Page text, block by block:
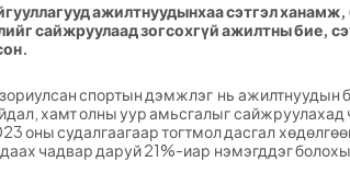
ажилтнуудынхаа сэтгэл
сайжруулаад зогсохгүй ажилтны бие,
спортын дэмжлэг нь ажилтнуудын
хамт олны уур амьсгалыг сайжруулахад
оны судалгаагаар тогтмол дасгал
чадвар даруй 21%-иар нэмэгддэг